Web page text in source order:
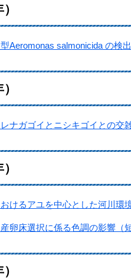
Aeromonas salmonicida の検
ナガゴイとニシキゴイとの交
けるアユを中心とした河川環
卵床選択に係る色調の影響（